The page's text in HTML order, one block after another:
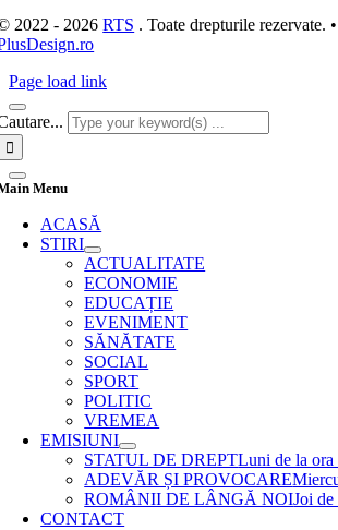
2022 - 2026RTS . Toate drepturile rezervate.
Page load link
Menu
ACASĂ
STIRI
ACTUALITATE
ECONOMIE
EDUCAȚIE
EVENIMENT
SĂNĂTATE
SOCIAL
SPORT
POLITIC
VREMEA
EMISIUNI
STATUL DE DREPTLuni de la ora
ADEVĂR ȘI PROVOCARE
ROMÂNII DE LÂNGĂ NOIJoi
CONTACT